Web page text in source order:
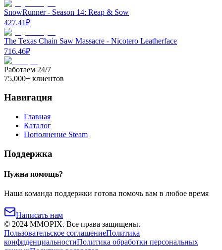
SnowRunner - Season 14: Reap & Sow
427.41₽
The Texas Chain Saw Massacre - Nicotero Leatherface
716.46₽
Работаем 24/7
75,000+ клиентов
Навигация
Главная
Каталог
Пополнение Steam
Поддержка
Нужна помощь?
Наша команда поддержки готова помочь вам в любое время
Написать нам
© 2024 MMOPIX. Все права защищены.
Пользовательское соглашениеПолитика
конфиденциальностиПолитика обработки персональных